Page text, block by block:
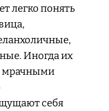
легко понять
Иногда их
мрачными
себя